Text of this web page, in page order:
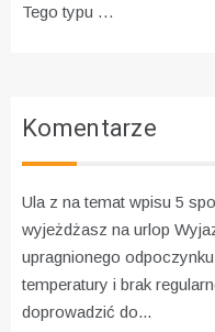
Tego typu …
Komentarze
Ula z na temat wpisu 5
wyjeżdżasz na urlop
upragnionego
temperatury i brak
doprowadzić do...